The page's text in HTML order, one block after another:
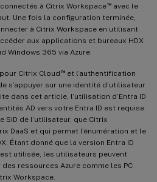
à Citrix Workspace™avec le
Une fois la configuration terminée,
à Citrix Workspace en utilisant
aux applications et bureaux HDX
Windows 365 via Azure.
Citrix Cloud ™et l’authentification
s’appuyer sur une identité d’utilisateur
dans cet article, l’utilisation d’Entra ID
AD vers votre Entra ID est requise.
SID de l’utilisateur, que Citrix
DaaS et qui permet l’énumération et le
Étant donné que la version Entra ID
utilisée, les utilisateurs peuvent
ressources Azure comme les PC
Workspace.